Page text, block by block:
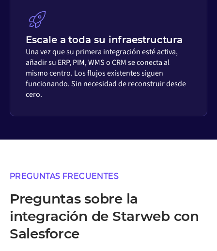
Escale a toda su infraestructura
Una vez que su primera integración esté activa,
añadir su ERP, PIM, WMS o CRM se conecta al
mismo centro. Los flujos existentes siguen
funcionando. Sin necesidad de reconstruir desde
cero.
PREGUNTAS FRECUENTES
Preguntas sobre la
integración de Starweb con
Salesforce